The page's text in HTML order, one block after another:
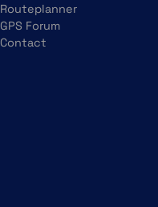
Zo kun je dus
juiste positie zit.
Routeplanner
GPS Forum
Contact